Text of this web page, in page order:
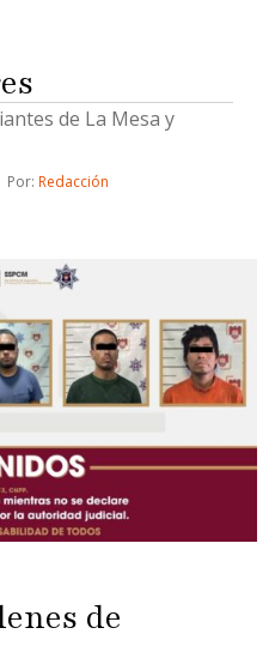
de La Mesa y
Por: Redacción
de